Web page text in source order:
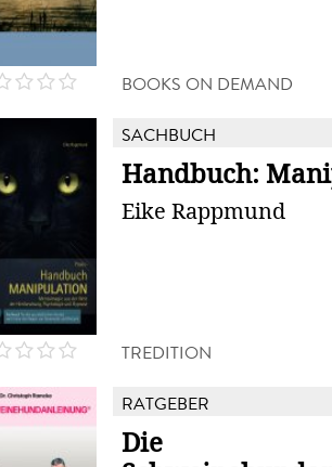
BOOKS ON DEMAND
SACHBUCH
Handbuch:
Eike Rappmund
TREDITION
RATGEBER
Die